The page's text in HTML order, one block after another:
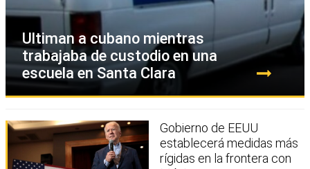
Ultiman a cubano mientras
trabajaba de custodio en una
escuela en Santa Clara
Gobierno de EEUU
establecerá medidas más
rígidas en la frontera con